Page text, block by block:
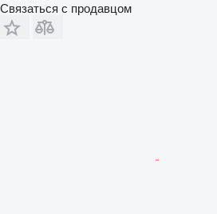
Связаться с продавцом